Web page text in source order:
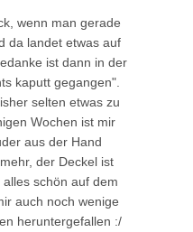
wenn man gerade
da landet etwas auf
ist dann in der
kaputt gegangen".
selten etwas zu
Wochen ist mir
aus der Hand
der Deckel ist
schön auf dem
auch noch wenige
heruntergefallen :/